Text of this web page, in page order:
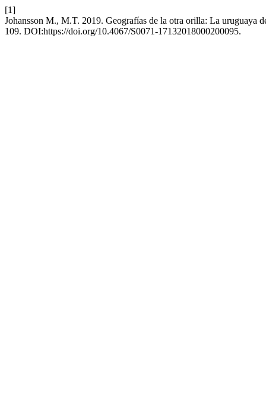
[1]
Johansson M., M.T. 2019. Geografías de la otra orilla: La
109. DOI:https://doi.org/10.4067/S0071-17132018000200095.